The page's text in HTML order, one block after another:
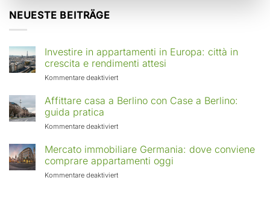
NEUESTE BEITRÄGE
Investire in appartamenti in Europa: città in
crescita e rendimenti attesi
Kommentare deaktiviertfür
in
Europa:
in
crescita
rendimenti
Affittare casa a Berlino con Case a Berlino:
guida pratica
Kommentare deaktiviertfür
casa
a
Berlino
con
Mercato immobiliare Germania: dove conviene
comprare appartamenti oggi
Kommentare deaktiviertfür